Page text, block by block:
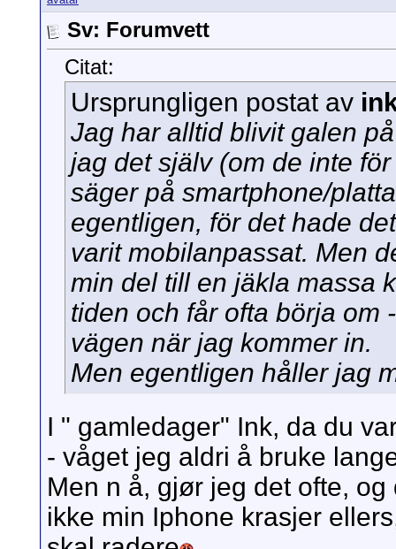
Sv: Forumvett
Citat:
Ursprungligen postat av
Jag har alltid blivit galen
jag det själv (om de inte
säger på smartphone/
egentligen, för det hade
varit mobilanpassat. Men
min del till en jäkla massa
tiden och får ofta börja om
vägen när jag kommer in.
Men egentligen håller jag
I " gamledager" Ink, da du
- våget jeg aldri å bruke
Men n å, gjør jeg det ofte,
ikke min Iphone krasjer